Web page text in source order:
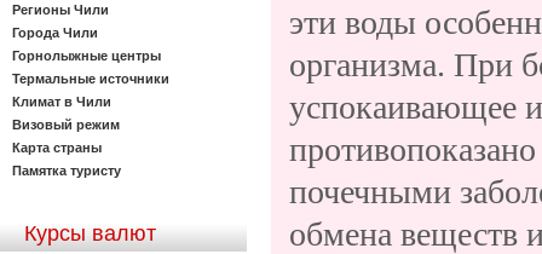
Регионы Чили
Города Чили
Горнолыжные центры
Термальные источники
Климат в Чили
Визовый режим
Карта страны
Памятка туристу
Курсы валют
эти воды
организма. При
успокаивающее
почечными
обмена веществ